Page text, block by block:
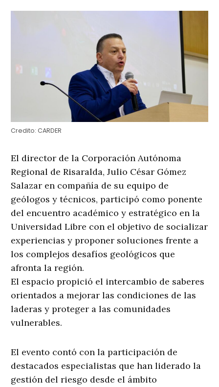
Credito: CARDER
El director de la Corporación Autónoma
Regional de Risaralda, Julio César Gómez
Salazar en compañía de su equipo de
geólogos y técnicos, participó como ponente
del encuentro académico y estratégico en la
Universidad Libre con el objetivo de socializar
experiencias y proponer soluciones frente a
los complejos desafíos geológicos que
afronta la región.
El espacio propició el intercambio de saberes
orientados a mejorar las condiciones de las
laderas y proteger a las comunidades
vulnerables.
El evento contó con la participación de
destacados especialistas que han liderado la
gestión del riesgo desde el ámbito